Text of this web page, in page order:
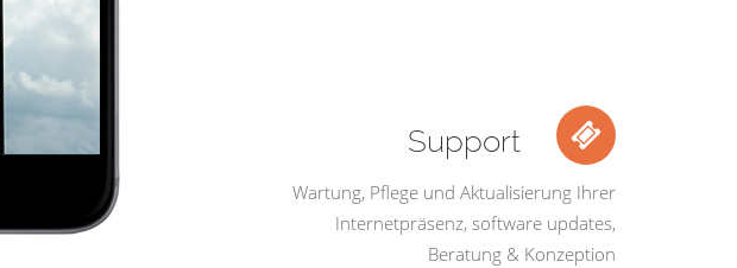
Support
Wartung, Pflege und Aktualisierung Ihrer
Internetpräsenz, software updates,
Beratung & Konzeption